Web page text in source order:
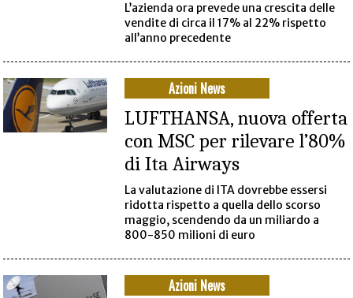
L’azienda ora prevede una crescita delle
vendite di circa il 17% al 22% rispetto
all’anno precedente
Azioni News
LUFTHANSA, nuova offerta
con MSC per rilevare l’80%
di Ita Airways
La valutazione di ITA dovrebbe essersi
ridotta rispetto a quella dello scorso
maggio, scendendo da un miliardo a
800-850 milioni di euro
Azioni News